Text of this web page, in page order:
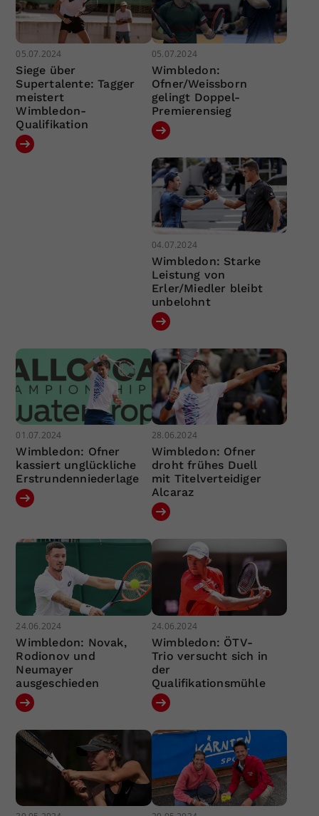
05.07.2024
Siege über
Supertalente: Tagger
meistert
Wimbledon-
Qualifikation
05.07.2024
Wimbledon:
Ofner/Weissborn
gelingt Doppel-
Premierensieg
04.07.2024
Wimbledon: Starke
Leistung von
Erler/Miedler bleibt
unbelohnt
01.07.2024
Wimbledon: Ofner
kassiert unglückliche
Erstrundenniederlage
28.06.2024
Wimbledon: Ofner
droht frühes Duell
mit Titelverteidiger
Alcaraz
24.06.2024
Wimbledon: Novak,
Rodionov und
Neumayer
ausgeschieden
24.06.2024
Wimbledon: ÖTV-
Trio versucht sich in
der
Qualifikationsmühle